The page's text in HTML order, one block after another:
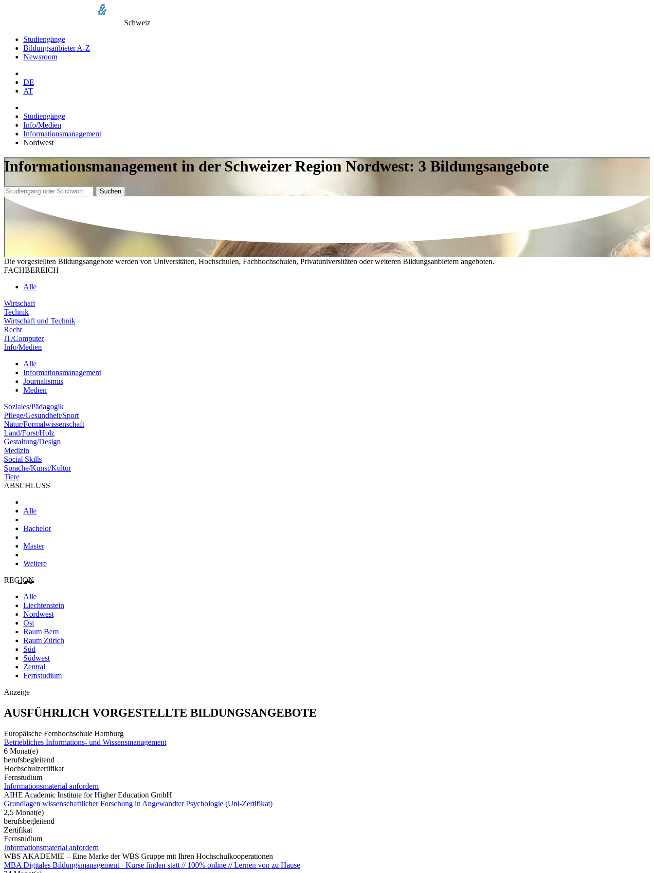
Schweiz
Studiengänge
Bildungsanbieter A-Z
Newsroom
DE
AT
Studiengänge
Info/Medien
Informationsmanagement
Nordwest
Informationsmanagement in der Schweizer Region Nordwest: 3 Bildungsangebote
Suchen
Die vorgestellten Bildungsangebote werden von Universitäten, Hochschulen, Fachhochschulen, Privatuniversitäten oder weiteren Bildungsanbietern angeboten.
FACHBEREICH
Alle
Wirtschaft
Technik
Wirtschaft und Technik
Recht
IT/Computer
Info/Medien
Alle
Informationsmanagement
Journalismus
Medien
Soziales/Pädagogik
Pflege/Gesundheit/Sport
Natur/Formalwissenschaft
Land/Forst/Holz
Gestaltung/Design
Medizin
Social Skills
Sprache/Kunst/Kultur
Tiere
ABSCHLUSS
Alle
Bachelor
Master
Weitere
REGION
Alle
Liechtenstein
Nordwest
Ost
Raum Bern
Raum Zürich
Süd
Südwest
Zentral
Fernstudium
Anzeige
AUSFÜHRLICH VORGESTELLTE BILDUNGSANGEBOTE
Europäische Fernhochschule Hamburg
Betriebliches Informations- und Wissensmanagement
6 Monat(e)
berufsbegleitend
Hochschulzertifikat
Fernstudium
Informationsmaterial anfordern
AIHE Academic Institute for Higher Education GmbH
Grundlagen wissenschaftlicher Forschung in Angewandter Psychologie (Uni-Zertifikat)
2,5 Monat(e)
berufsbegleitend
Zertifikat
Fernstudium
Informationsmaterial anfordern
WBS AKADEMIE – Eine Marke der WBS Gruppe mit Ihren Hochschulkooperationen
MBA Digitales Bildungsmanagement - Kurse finden statt // 100% online // Lernen von zu Hause